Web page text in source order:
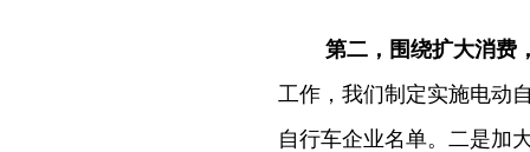
第二，围绕扩大消费
工作，我们制定实施电动
自行车企业名单。二是加